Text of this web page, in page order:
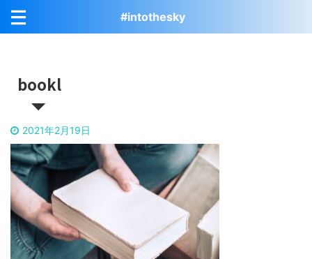
#intothesky
bookl
2021年2月19日